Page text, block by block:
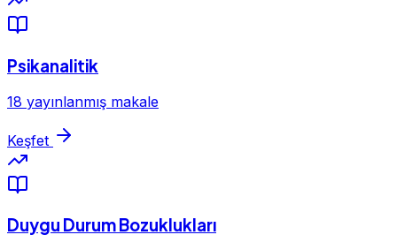
Psikanalitik
18 yayınlanmış makale
Keşfet
Duygu Durum Bozuklukları